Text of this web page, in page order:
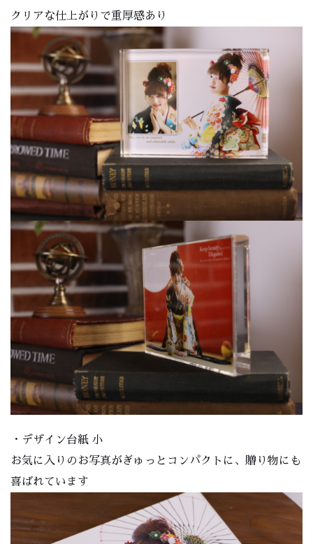
クリアな仕上がりで重厚感あり
・デザイン台紙 小
お気に入りのお写真がぎゅっとコンパクトに、贈り物にも
喜ばれています